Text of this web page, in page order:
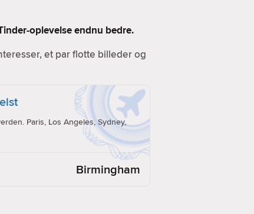
oplevelse endnu bedre.
et par flotte billeder og
Paris, Los Angeles, Sydney,
Birmingham